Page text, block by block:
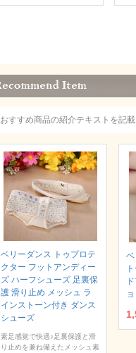
おすすめ商品の紹介テキストを記
ベリーダンス トゥプロテ
クター フットアンディー
ズ ハーフシューズ 足裏保
護 滑り止め メッシュ ラ
インストーン付き ダンス
シューズ
素足感覚で快適♪足裏保護と滑
り止めを兼ね備えたメッシュ素